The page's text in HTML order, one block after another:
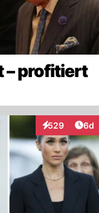
– profitiert
529
Interaktionen
6d